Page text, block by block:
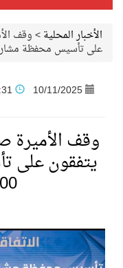
سيل الخير يروي
الأخبار المحلية>وقف
على تأسيس محفظة مشاريع بـ 300
10/11/2025
وقف الأميرة
يتفقون على
300